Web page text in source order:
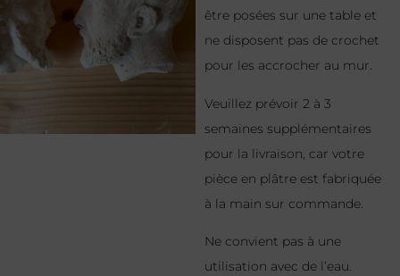
être posées sur une table et
ne disposent pas de crochet
pour les accrocher au mur.
Veuillez prévoir 2 à 3
semaines supplémentaires
pour la livraison, car votre
pièce en plâtre est fabriquée
à la main sur commande.
Ne convient pas à une
utilisation avec de l’eau.